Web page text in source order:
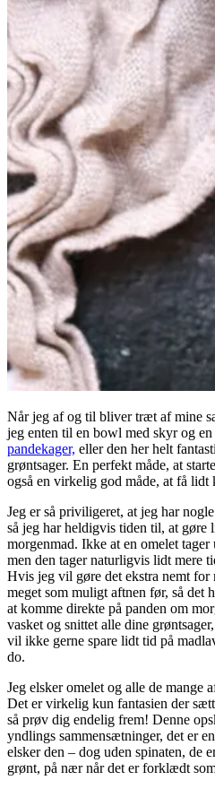
Når jeg af og til bliver træt af mine
jeg enten til en bowl med skyr og
pandekager, eller den her helt
grøntsager. En perfekt måde, at
også en virkelig god måde, at få lidt
Jeg er så priviligeret, at jeg har
så jeg har heldigvis tiden til, at gøre
morgenmad. Ikke at en omelet
men den tager naturligvis lidt mere
Hvis jeg vil gøre det ekstra nemt for
meget som muligt aftnen før, så det
at komme direkte på panden om
vasket og snittet alle dine
vil ikke gerne spare lidt tid på
do.
Jeg elsker omelet og alle de mange
Det er virkelig kun fantasien der
så prøv dig endelig frem! Denne
yndlings sammensætninger, det er
elsker den – dog uden spinaten, de
grønt, på nær når det er forklædt